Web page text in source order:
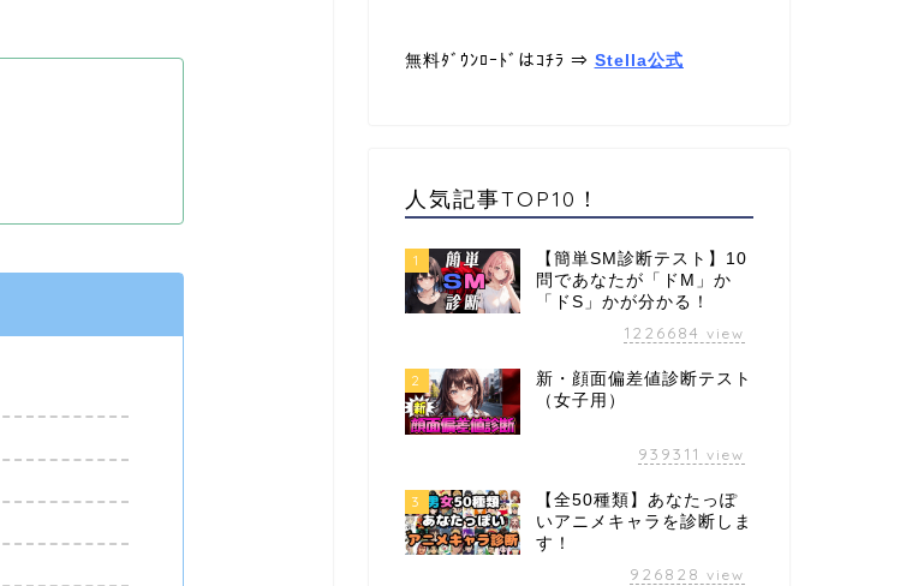
無料ﾀﾞｳﾝﾛｰﾄﾞはｺﾁﾗ ⇒ Stella公式
人気記事TOP10！
1
【簡単SM診断テスト】10
問であなたが「ドM」か
「ドS」かが分かる！
1226684 view
2
新・顔面偏差値診断テスト
（女子用）
939311 view
3
【全50種類】あなたっぽ
いアニメキャラを診断しま
す！
926828 view